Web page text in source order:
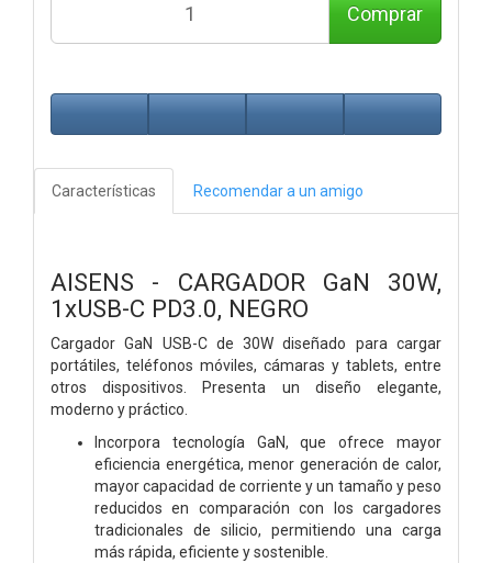
Comprar
Características Recomendar a un amigo
AISENS - CARGADOR GaN 30W,
1xUSB-C PD3.0, NEGRO
Cargador GaN USB-C de 30W diseñado para cargar
portátiles, teléfonos móviles, cámaras y tablets, entre
otros dispositivos. Presenta un diseño elegante,
moderno y práctico.
Incorpora tecnología GaN, que ofrece mayor
eficiencia energética, menor generación de calor,
mayor capacidad de corriente y un tamaño y peso
reducidos en comparación con los cargadores
tradicionales de silicio, permitiendo una carga
más rápida, eficiente y sostenible.